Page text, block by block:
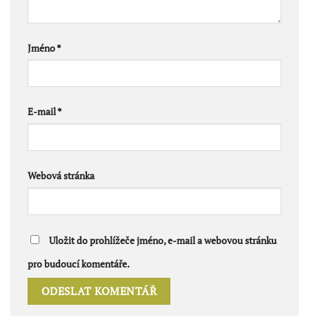
Jméno*
E-mail*
Webová stránka
Uložit do prohlížeče jméno, e-mail a webovou stránku
pro budoucí komentáře.